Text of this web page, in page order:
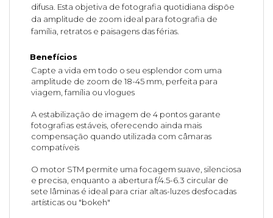
difusa. Esta objetiva de fotografia quotidiana dispõe
da amplitude de zoom ideal para fotografia de
família, retratos e paisagens das férias.
Benefícios
Capte a vida em todo o seu esplendor com uma
amplitude de zoom de 18-45 mm, perfeita para
viagem, família ou vlogues
A estabilização de imagem de 4 pontos garante
fotografias estáveis, oferecendo ainda mais
compensação quando utilizada com câmaras
compatíveis
O motor STM permite uma focagem suave, silenciosa
e precisa, enquanto a abertura f/4.5-6.3 circular de
sete lâminas é ideal para criar altas-luzes desfocadas
artísticas ou "bokeh"